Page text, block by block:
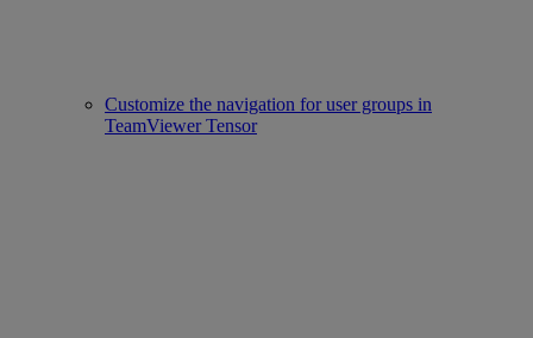
Customize the navigation for user groups in
TeamViewer Tensor